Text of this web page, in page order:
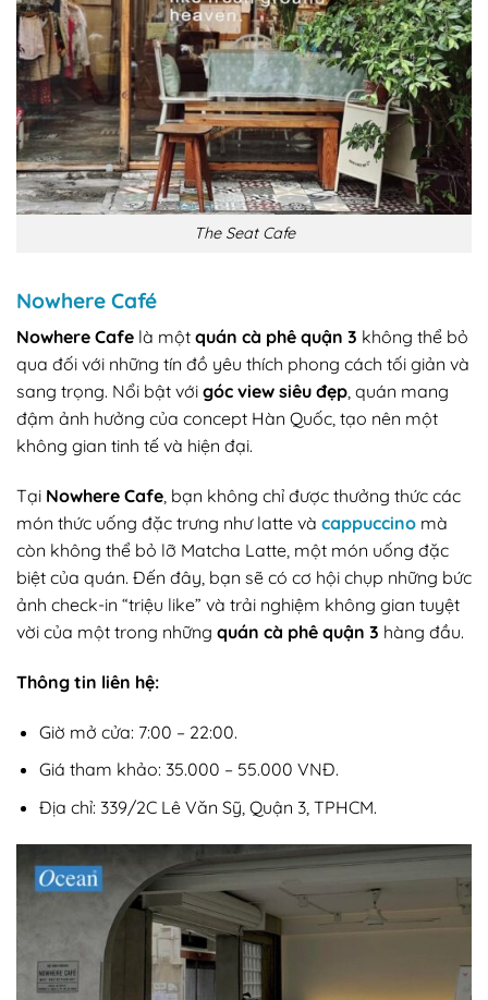
The Seat Cafe
Nowhere Café
Nowhere Cafe là một quán cà phê quận 3 không thể bỏ
qua đối với những tín đồ yêu thích phong cách tối giản và
sang trọng. Nổi bật với góc view siêu đẹp, quán mang
đậm ảnh hưởng của concept Hàn Quốc, tạo nên một
không gian tinh tế và hiện đại.
Tại Nowhere Cafe, bạn không chỉ được thưởng thức các
món thức uống đặc trưng như latte và cappuccino mà
còn không thể bỏ lỡ Matcha Latte, một món uống đặc
biệt của quán. Đến đây, bạn sẽ có cơ hội chụp những bức
ảnh check-in “triệu like” và trải nghiệm không gian tuyệt
vời của một trong những quán cà phê quận 3 hàng đầu.
Thông tin liên hệ:
Giờ mở cửa: 7:00 – 22:00.
Giá tham khảo: 35.000 – 55.000 VNĐ.
Địa chỉ: 339/2C Lê Văn Sỹ, Quận 3, TPHCM.